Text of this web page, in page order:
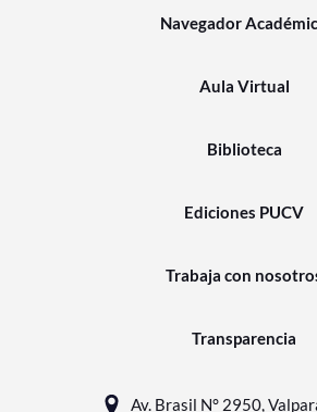
Navegador
Aula Virtual
Biblioteca
Ediciones PUCV
Trabaja con
Transparencia
Av. Brasil N° 2950,